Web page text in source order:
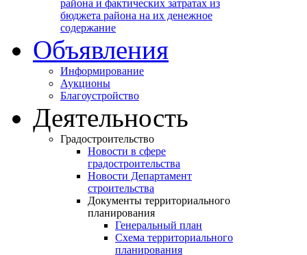
района и фактических затратах из
бюджета района на их денежное
содержание
Объявления
Информирование
Аукционы
Благоустройство
Деятельность
Градостроительство
Новости в сфере
градостроительства
Новости Департамент
строительства
Документы территориального
планирования
Генеральный план
Схема территориального
планирования